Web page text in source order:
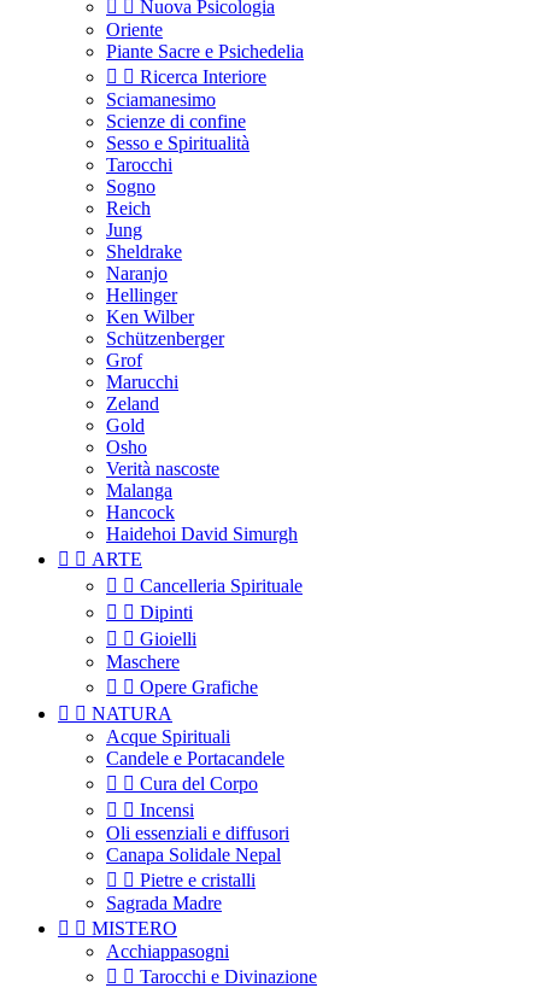
  Nuova Psicologia
Oriente
Piante Sacre e Psichedelia
  Ricerca Interiore
Sciamanesimo
Scienze di confine
Sesso e Spiritualità
Tarocchi
Sogno
Reich
Jung
Sheldrake
Naranjo
Hellinger
Ken Wilber
Schützenberger
Grof
Marucchi
Zeland
Gold
Osho
Verità nascoste
Malanga
Hancock
Haidehoi David Simurgh
  ARTE
  Cancelleria Spirituale
  Dipinti
  Gioielli
Maschere
  Opere Grafiche
  NATURA
Acque Spirituali
Candele e Portacandele
  Cura del Corpo
  Incensi
Oli essenziali e diffusori
Canapa Solidale Nepal
  Pietre e cristalli
Sagrada Madre
  MISTERO
Acchiappasogni
  Tarocchi e Divinazione